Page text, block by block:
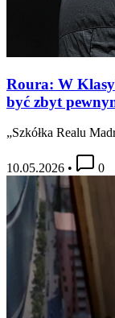
Roura: W
być zbyt
„Szkółka Realu
10.05.2026 • 0